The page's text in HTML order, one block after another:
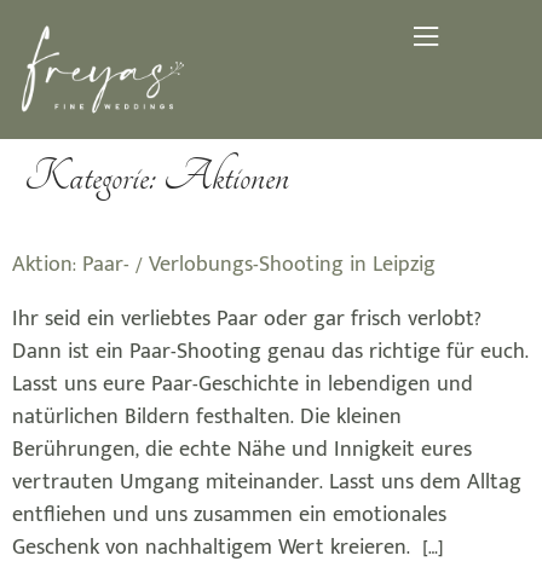
Kategorie:Aktionen
Aktion: Paar- / Verlobungs-Shooting in Leipzig
Ihr seid ein verliebtes Paar oder gar frisch verlobt?
Dann ist ein Paar-Shooting genau das richtige für euch.
Lasst uns eure Paar-Geschichte in lebendigen und
natürlichen Bildern festhalten. Die kleinen
Berührungen, die echte Nähe und Innigkeit eures
vertrauten Umgang miteinander. Lasst uns dem Alltag
entfliehen und uns zusammen ein emotionales
Geschenk von nachhaltigem Wert kreieren. […]